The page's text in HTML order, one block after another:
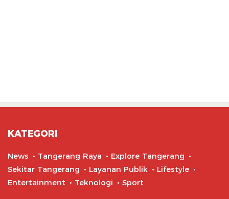
KATEGORI
News Tangerang Raya
Explore Tangerang
Sekitar Tangerang
Layanan Publik
Lifestyle
Entertainment
Teknologi Sport